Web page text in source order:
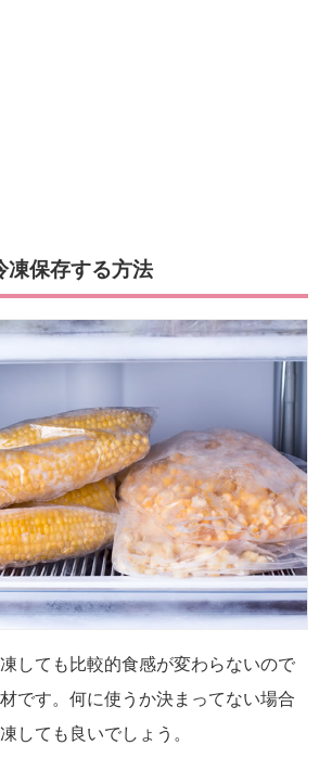
凍保存する方法
しても比較的食感が変わらないので
です。何に使うか決まってない場合
しても良いでしょう。